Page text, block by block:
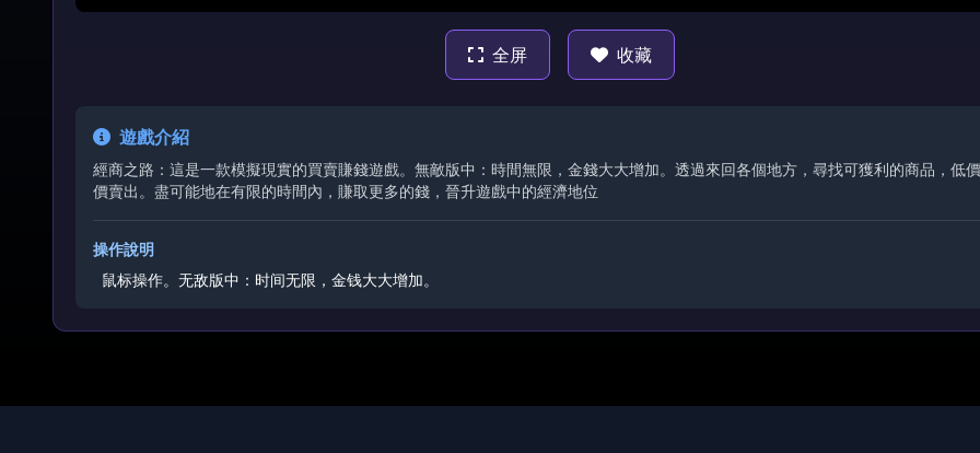
全屏 收藏
遊戲介紹
經商之路：這是一款模擬現實的買賣賺錢遊戲。無敵版中：時間無限，金錢大大增加。透過來回各個地方，尋找可獲利的商品，低
價賣出。盡可能地在有限的時間內，賺取更多的錢，晉升遊戲中的經濟地位
操作說明
鼠标操作。 无敌版中：时间无限，金钱大大增加。